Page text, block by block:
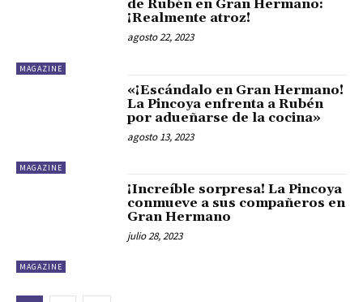
MAGAZINE
de Rubén en Gran Hermano:
¡Realmente atroz!
agosto 22, 2023
MAGAZINE
«¡Escándalo en Gran Hermano!
La Pincoya enfrenta a Rubén
por adueñarse de la cocina»
agosto 13, 2023
MAGAZINE
¡Increíble sorpresa! La Pincoya
conmueve a sus compañeros en
Gran Hermano
julio 28, 2023